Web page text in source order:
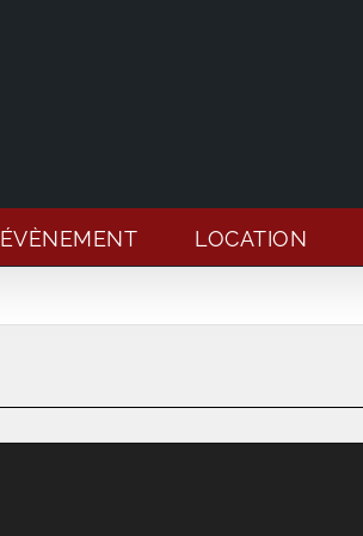
ÉVÈNEMENT LOCATION